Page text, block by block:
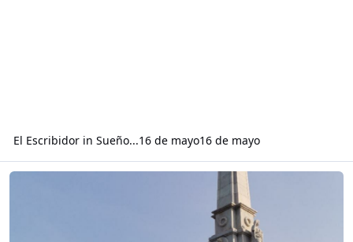
El Escribidorin Sueño...16 de mayo16 de mayo
Read more about El parque Centenario… (08/05/2’026)